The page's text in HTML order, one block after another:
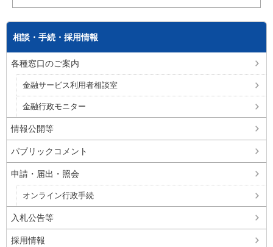
相談・手続・採用情報
各種窓口のご案内
金融サービス利用者相談室
金融行政モニター
情報公開等
パブリックコメント
申請・届出・照会
オンライン行政手続
入札公告等
採用情報